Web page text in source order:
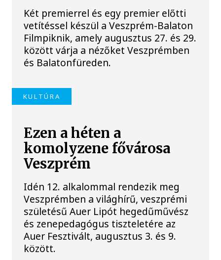
Két premierrel és egy premier előtti
vetítéssel készül a Veszprém-Balaton
Filmpiknik, amely augusztus 27. és 29.
között várja a nézőket Veszprémben
és Balatonfüreden.
KULTÚRA
Ezen a héten a
komolyzene fővárosa
Veszprém
Idén 12. alkalommal rendezik meg
Veszprémben a világhírű, veszprémi
születésű Auer Lipót hegedűművész
és zenepedagógus tiszteletére az
Auer Fesztivált, augusztus 3. és 9.
között.